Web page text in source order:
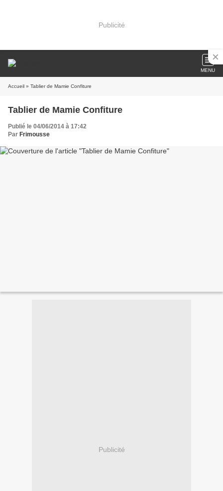
Publicité
MENU
Accueil » Tablier de Mamie Confiture
Tablier de Mamie Confiture
Publié le 04/06/2014 à 17:42
Par Frimousse
Publicité